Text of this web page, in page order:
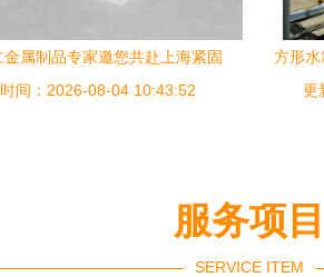
属制品专家邀您共赴上海紧固
携手探索厨房用品新机遇，共
间：2026-08-04 10:43:52
方形水
更
服务项目
SERVICE ITEM